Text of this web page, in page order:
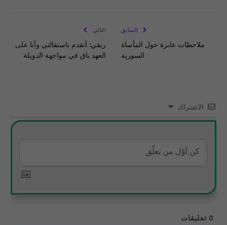
السابق
ملاحظات عابرة حول المأساة
السورية
التالي
ريفي: أتقدم باستقالتي وأنا على
العهد باق في مواجهة الدويلة
الاشتراك
0 تعليقات